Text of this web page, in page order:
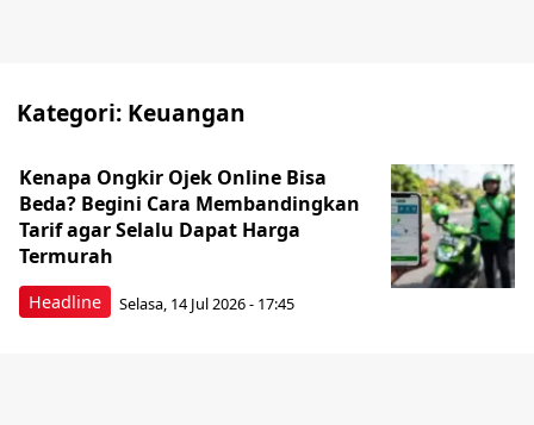
Kategori: Keuangan
Headline
Kenapa Ongkir Ojek Online Bisa
Beda? Begini Cara Membandingkan
Tarif agar Selalu Dapat Harga
Termurah
Selasa, 14 Jul 2026 - 17:45